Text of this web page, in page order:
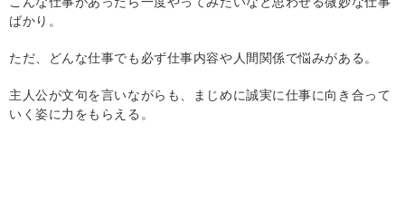
ばかり。
ただ、どんな仕事でも必ず仕事内容や人間関係で悩みがある。
主人公が文句を言いながらも、まじめに誠実に仕事に向き合って
いく姿に力をもらえる。